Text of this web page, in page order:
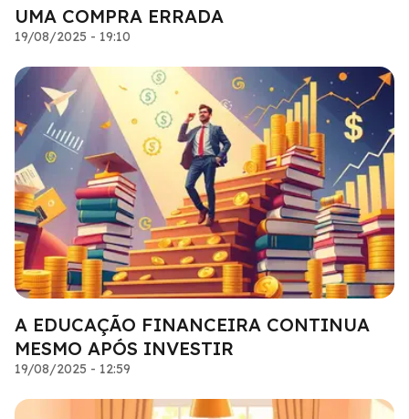
UMA COMPRA ERRADA
19/08/2025 - 19:10
A EDUCAÇÃO FINANCEIRA CONTINUA
MESMO APÓS INVESTIR
19/08/2025 - 12:59